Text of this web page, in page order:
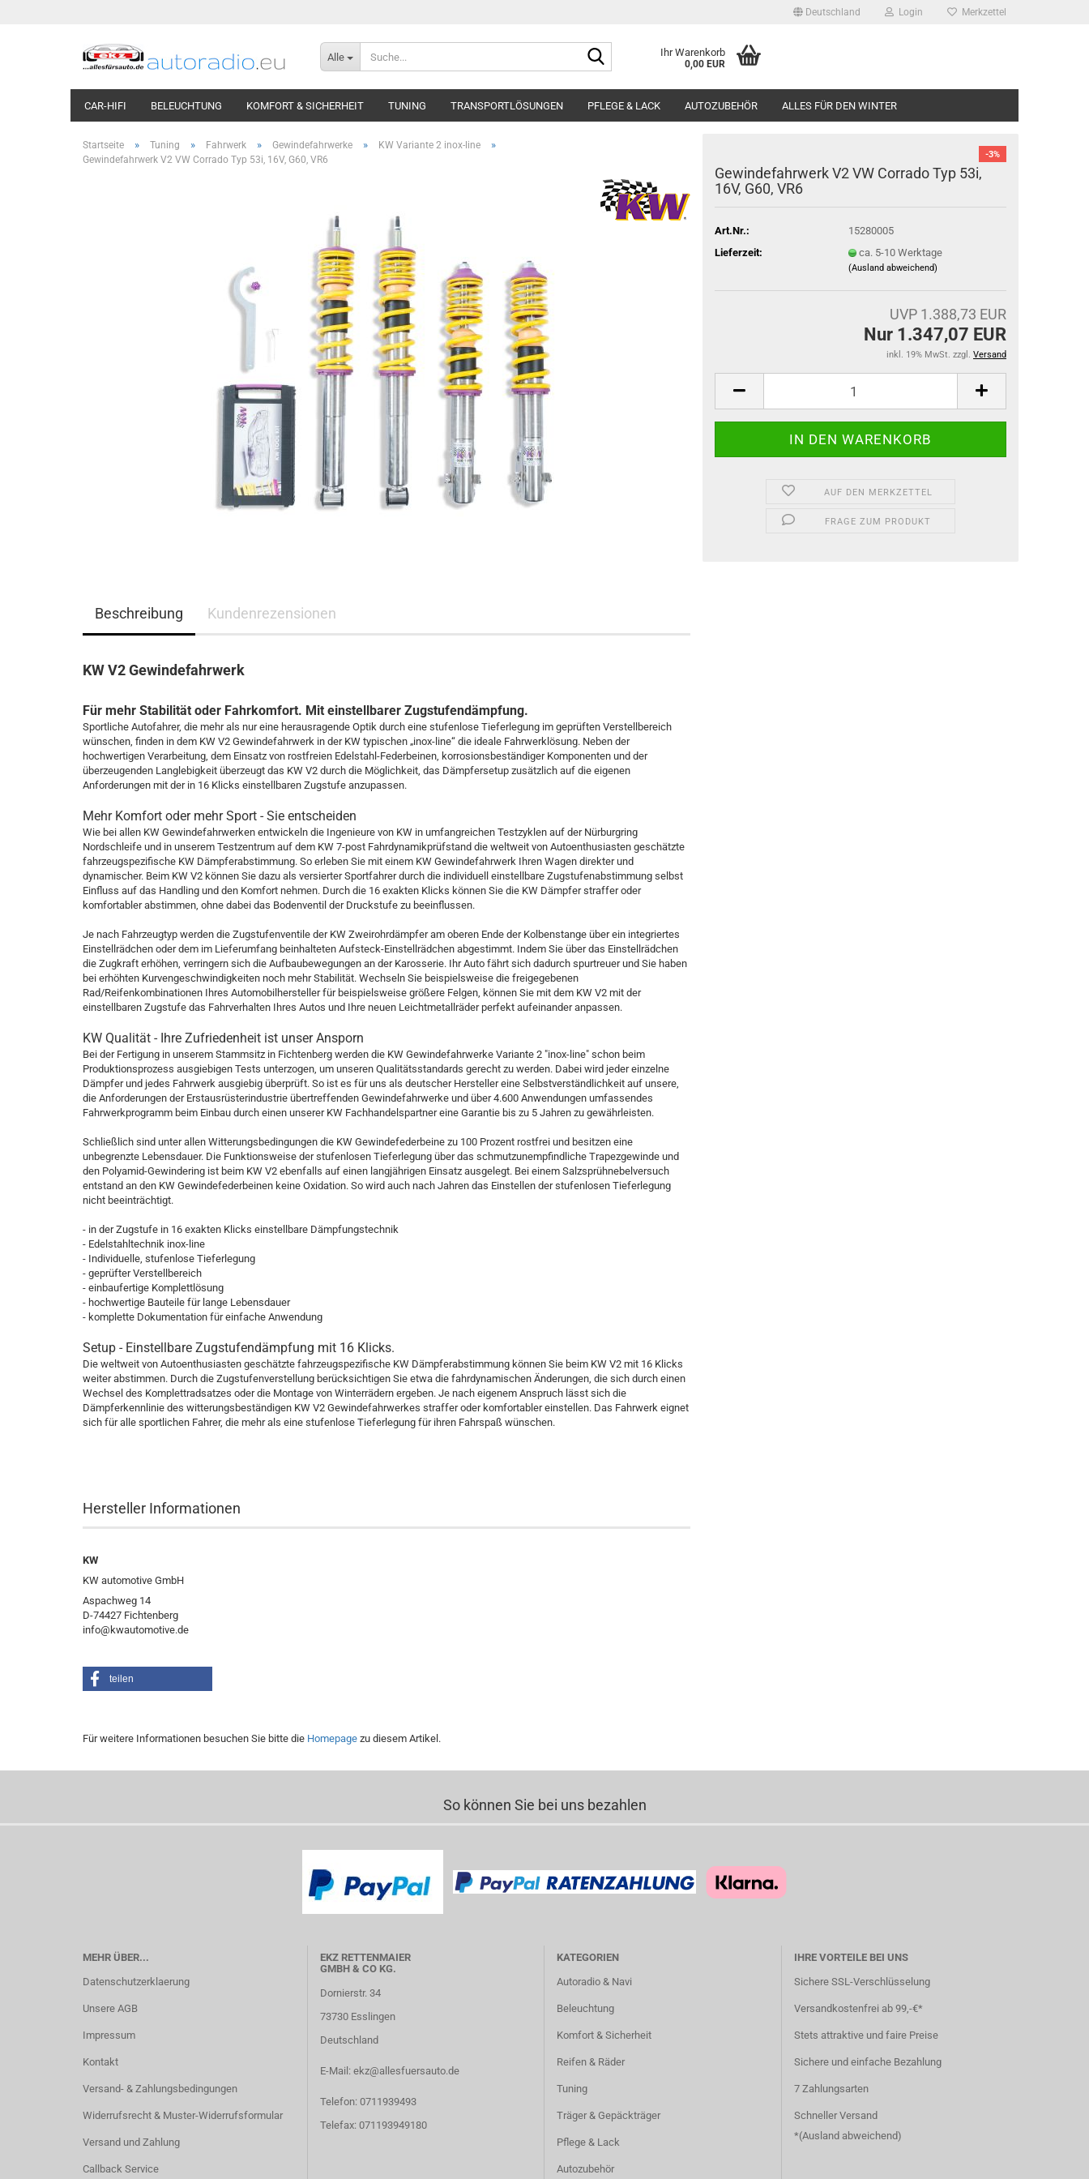
Deutschland Login Merkzettel
Alle Ihr Warenkorb
0,00 EUR
CAR-HIFI BELEUCHTUNG KOMFORT & SICHERHEIT TUNING TRANSPORTLÖSUNGEN PFLEGE & LACK AUTOZUBEHÖR ALLES FÜR DEN WINTER
Startseite » Tuning » Fahrwerk » Gewindefahrwerke » KW Variante 2 inox-line »
Gewindefahrwerk V2 VW Corrado Typ 53i, 16V, G60, VR6 -3%
Gewindefahrwerk V2 VW Corrado Typ 53i,
16V, G60, VR6
Art.Nr.:
15280005
Lieferzeit:
ca. 5-10 Werktage
(Ausland abweichend)
UVP 1.388,73 EUR
Nur 1.347,07 EUR
inkl. 19% MwSt. zzgl. Versand
AUF DEN MERKZETTEL
FRAGE ZUM PRODUKT
Beschreibung Kundenrezensionen
KW V2 Gewindefahrwerk
Für mehr Stabilität oder Fahrkomfort. Mit einstellbarer Zugstufendämpfung.
Sportliche Autofahrer, die mehr als nur eine herausragende Optik durch eine stufenlose Tieferlegung im geprüften Verstellbereich
wünschen, finden in dem KW V2 Gewindefahrwerk in der KW typischen „inox-line“ die ideale Fahrwerklösung. Neben der
hochwertigen Verarbeitung, dem Einsatz von rostfreien Edelstahl-Federbeinen, korrosionsbeständiger Komponenten und der
überzeugenden Langlebigkeit überzeugt das KW V2 durch die Möglichkeit, das Dämpfersetup zusätzlich auf die eigenen
Anforderungen mit der in 16 Klicks einstellbaren Zugstufe anzupassen.
Mehr Komfort oder mehr Sport - Sie entscheiden
Wie bei allen KW Gewindefahrwerken entwickeln die Ingenieure von KW in umfangreichen Testzyklen auf der Nürburgring
Nordschleife und in unserem Testzentrum auf dem KW 7-post Fahrdynamikprüfstand die weltweit von Autoenthusiasten geschätzte
fahrzeugspezifische KW Dämpferabstimmung. So erleben Sie mit einem KW Gewindefahrwerk Ihren Wagen direkter und
dynamischer. Beim KW V2 können Sie dazu als versierter Sportfahrer durch die individuell einstellbare Zugstufenabstimmung selbst
Einfluss auf das Handling und den Komfort nehmen. Durch die 16 exakten Klicks können Sie die KW Dämpfer straffer oder
komfortabler abstimmen, ohne dabei das Bodenventil der Druckstufe zu beeinflussen.
Je nach Fahrzeugtyp werden die Zugstufenventile der KW Zweirohrdämpfer am oberen Ende der Kolbenstange über ein integriertes
Einstellrädchen oder dem im Lieferumfang beinhalteten Aufsteck-Einstellrädchen abgestimmt. Indem Sie über das Einstellrädchen
die Zugkraft erhöhen, verringern sich die Aufbaubewegungen an der Karosserie. Ihr Auto fährt sich dadurch spurtreuer und Sie haben
bei erhöhten Kurvengeschwindigkeiten noch mehr Stabilität. Wechseln Sie beispielsweise die freigegebenen
Rad/Reifenkombinationen Ihres Automobilhersteller für beispielsweise größere Felgen, können Sie mit dem KW V2 mit der
einstellbaren Zugstufe das Fahrverhalten Ihres Autos und Ihre neuen Leichtmetallräder perfekt aufeinander anpassen.
KW Qualität - Ihre Zufriedenheit ist unser Ansporn
Bei der Fertigung in unserem Stammsitz in Fichtenberg werden die KW Gewindefahrwerke Variante 2 "inox-line" schon beim
Produktionsprozess ausgiebigen Tests unterzogen, um unseren Qualitätsstandards gerecht zu werden. Dabei wird jeder einzelne
Dämpfer und jedes Fahrwerk ausgiebig überprüft. So ist es für uns als deutscher Hersteller eine Selbstverständlichkeit auf unsere,
die Anforderungen der Erstausrüsterindustrie übertreffenden Gewindefahrwerke und über 4.600 Anwendungen umfassendes
Fahrwerkprogramm beim Einbau durch einen unserer KW Fachhandelspartner eine Garantie bis zu 5 Jahren zu gewährleisten.
Schließlich sind unter allen Witterungsbedingungen die KW Gewindefederbeine zu 100 Prozent rostfrei und besitzen eine
unbegrenzte Lebensdauer. Die Funktionsweise der stufenlosen Tieferlegung über das schmutzunempfindliche Trapezgewinde und
den Polyamid-Gewindering ist beim KW V2 ebenfalls auf einen langjährigen Einsatz ausgelegt. Bei einem Salzsprühnebelversuch
entstand an den KW Gewindefederbeinen keine Oxidation. So wird auch nach Jahren das Einstellen der stufenlosen Tieferlegung
nicht beeinträchtigt.
- in der Zugstufe in 16 exakten Klicks einstellbare Dämpfungstechnik
- Edelstahltechnik inox-line
- Individuelle, stufenlose Tieferlegung
- geprüfter Verstellbereich
- einbaufertige Komplettlösung
- hochwertige Bauteile für lange Lebensdauer
- komplette Dokumentation für einfache Anwendung
Setup - Einstellbare Zugstufendämpfung mit 16 Klicks.
Die weltweit von Autoenthusiasten geschätzte fahrzeugspezifische KW Dämpferabstimmung können Sie beim KW V2 mit 16 Klicks
weiter abstimmen. Durch die Zugstufenverstellung berücksichtigen Sie etwa die fahrdynamischen Änderungen, die sich durch einen
Wechsel des Komplettradsatzes oder die Montage von Winterrädern ergeben. Je nach eigenem Anspruch lässt sich die
Dämpferkennlinie des witterungsbeständigen KW V2 Gewindefahrwerkes straffer oder komfortabler einstellen. Das Fahrwerk eignet
sich für alle sportlichen Fahrer, die mehr als eine stufenlose Tieferlegung für ihren Fahrspaß wünschen.
Hersteller Informationen
KW
KW automotive GmbH
Aspachweg 14
D-74427 Fichtenberg
info@kwautomotive.de
teilen
Für weitere Informationen besuchen Sie bitte die Homepage zu diesem Artikel.
So können Sie bei uns bezahlen
MEHR ÜBER...
Datenschutzerklaerung
Unsere AGB
Impressum
Kontakt
Versand- & Zahlungsbedingungen
Widerrufsrecht & Muster-Widerrufsformular
Versand und Zahlung
Callback Service
EKZ RETTENMAIER
GMBH & CO KG.
Dornierstr. 34
73730 Esslingen
Deutschland
E-Mail: ekz@allesfuersauto.de
Telefon: 0711939493
Telefax: 071193949180
KATEGORIEN
Autoradio & Navi
Beleuchtung
Komfort & Sicherheit
Reifen & Räder
Tuning
Träger & Gepäckträger
Pflege & Lack
Autozubehör
IHRE VORTEILE BEI UNS
Sichere SSL-Verschlüsselung
Versandkostenfrei ab 99,-€*
Stets attraktive und faire Preise
Sichere und einfache Bezahlung
7 Zahlungsarten
Schneller Versand
*(Ausland abweichend)